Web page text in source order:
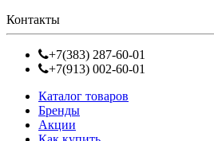
Контакты
+7(383) 287-60-01
+7(913) 002-60-01
Каталог товаров
Бренды
Акции